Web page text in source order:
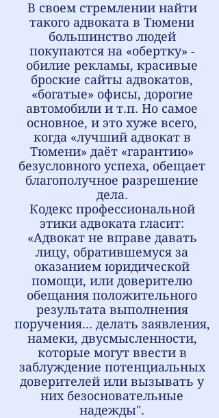
В своем стремлении найти
такого адвоката в Тюмени
большинство людей
покупаются на «обертку» -
обилие рекламы, красивые
броские сайты адвокатов,
«богатые» офисы, дорогие
автомобили и т.п. Но самое
основное, и это хуже всего,
когда «лучший адвокат в
Тюмени» даёт «гарантию»
безусловного успеха, обещает
благополучное разрешение
дела.
Кодекс профессиональной
этики адвоката гласит:
«Адвокат не вправе давать
лицу, обратившемуся за
оказанием юридической
помощи, или доверителю
обещания положительного
результата выполнения
поручения... делать заявления,
намеки, двусмысленности,
которые могут ввести в
заблуждение потенциальных
доверителей или вызывать у
них безосновательные
надежды".